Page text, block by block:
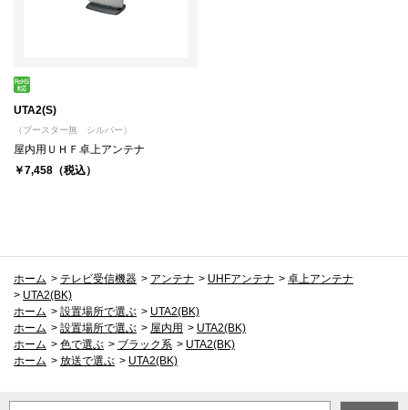
UTA2(S)
（ブースター無 シルバー）
屋内用ＵＨＦ卓上アンテナ
￥7,458（税込）
ホーム > テレビ受信機器 > アンテナ > UHFアンテナ > 卓上アンテナ
> UTA2(BK)
ホーム > 設置場所で選ぶ > UTA2(BK)
ホーム > 設置場所で選ぶ > 屋内用 > UTA2(BK)
ホーム > 色で選ぶ > ブラック系 > UTA2(BK)
ホーム > 放送で選ぶ > UTA2(BK)